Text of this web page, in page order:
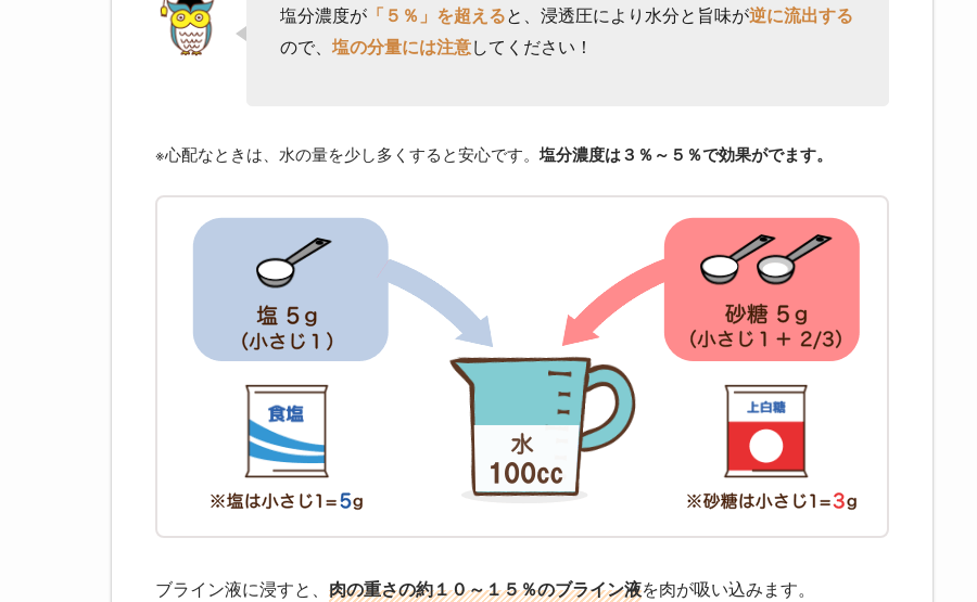
塩分濃度が 「５％」を超えると、浸透圧により水分と旨味が逆に流出する
ので、 塩の分量には注意してください！
※心配なときは、水の量を少し多くすると安心です。 塩分濃度は３％～５％で効果がでます。
ブライン液に浸すと、 肉の重さの約１０～１５％のブライン液を肉が吸い込みます。